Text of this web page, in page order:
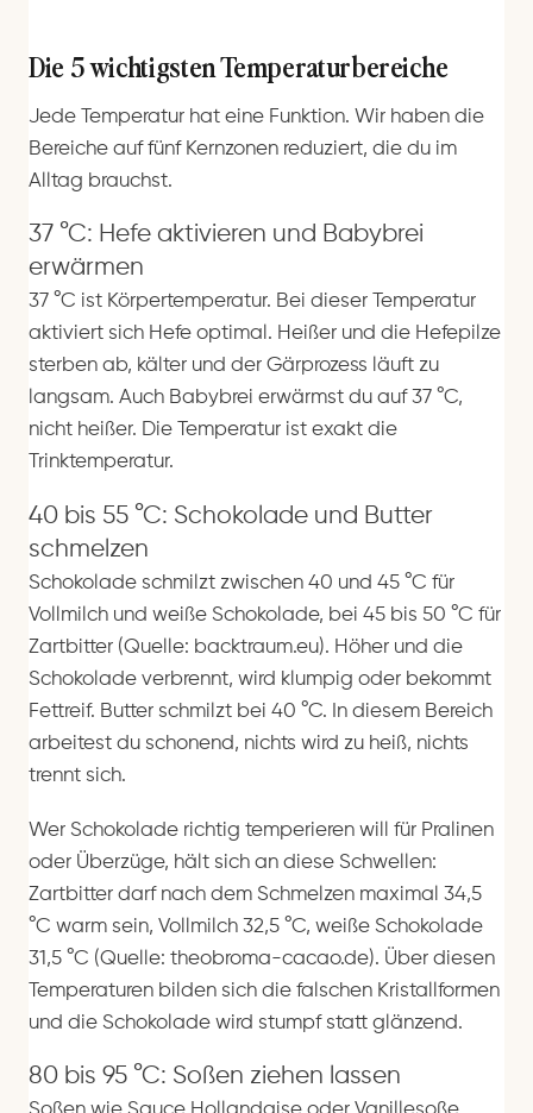
Die 5 wichtigsten Temperaturbereiche
Jede Temperatur hat eine Funktion. Wir haben die
Bereiche auf fünf Kernzonen reduziert, die du im
Alltag brauchst.
37 °C: Hefe aktivieren und Babybrei
erwärmen
37 °C ist Körpertemperatur. Bei dieser Temperatur
aktiviert sich Hefe optimal. Heißer und die Hefepilze
sterben ab, kälter und der Gärprozess läuft zu
langsam. Auch Babybrei erwärmst du auf 37 °C,
nicht heißer. Die Temperatur ist exakt die
Trinktemperatur.
40 bis 55 °C: Schokolade und Butter
schmelzen
Schokolade schmilzt zwischen 40 und 45 °C für
Vollmilch und weiße Schokolade, bei 45 bis 50 °C für
Zartbitter (Quelle: backtraum.eu). Höher und die
Schokolade verbrennt, wird klumpig oder bekommt
Fettreif. Butter schmilzt bei 40 °C. In diesem Bereich
arbeitest du schonend, nichts wird zu heiß, nichts
trennt sich.
Wer Schokolade richtig temperieren will für Pralinen
oder Überzüge, hält sich an diese Schwellen:
Zartbitter darf nach dem Schmelzen maximal 34,5
°C warm sein, Vollmilch 32,5 °C, weiße Schokolade
31,5 °C (Quelle: theobroma-cacao.de). Über diesen
Temperaturen bilden sich die falschen Kristallformen
und die Schokolade wird stumpf statt glänzend.
80 bis 95 °C: Soßen ziehen lassen